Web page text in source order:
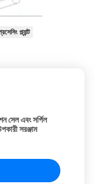
প্ল্যান্ট
সেল এবং সর্পিল
সরঞ্জাম